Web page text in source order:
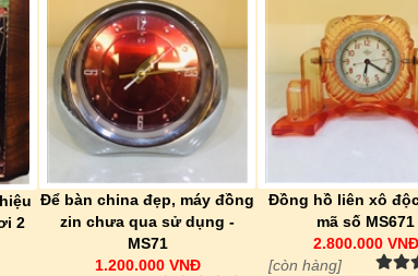
2
Để bàn china đẹp, máy đồng
zin chưa qua sử dụng -
MS71
1.200.000 VNĐ
Đồng hồ liên xô
mã số MS671
2.800.000 VNĐ
[còn hàng]